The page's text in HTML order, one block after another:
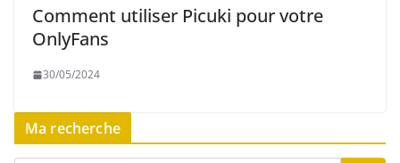
Comment utiliser Picuki pour votre
OnlyFans
30/05/2024
Ma recherche